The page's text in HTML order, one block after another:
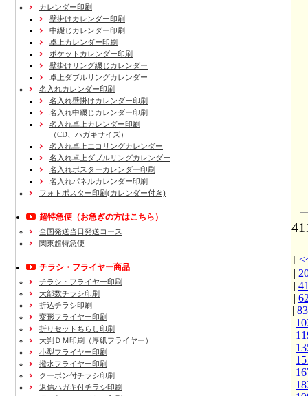
[
|
|
|
| 83
カレンダー印刷
壁掛けカレンダー印刷
中綴じカレンダー印刷
卓上カレンダー印刷
ポケットカレンダー印刷
壁掛けリング綴じカレンダー
卓上ダブルリングカレンダー
名入れカレンダー印刷
名入れ壁掛けカレンダー印刷
名入れ中綴じカレンダー印刷
名入れ卓上カレンダー印刷
（CD、ハガキサイズ）
名入れ卓上エコリングカレンダー
名入れ卓上ダブルリングカレンダー
名入れポスターカレンダー印刷
名入れパネルカレンダー印刷
フォトポスター印刷(カレンダー付き)
超特急便 （お急ぎの方はこちら）
全国発送当日発送コース
関東超特急便
チラシ・フライヤー商品
チラシ・フライヤー印刷
大部数チラシ印刷
折込チラシ印刷
変形フライヤー印刷
折りセットちらし印刷
大判ＤＭ印刷（厚紙フライヤー）
小型フライヤー印刷
撥水フライヤー印刷
クーポン付チラシ印刷
返信ハガキ付チラシ印刷